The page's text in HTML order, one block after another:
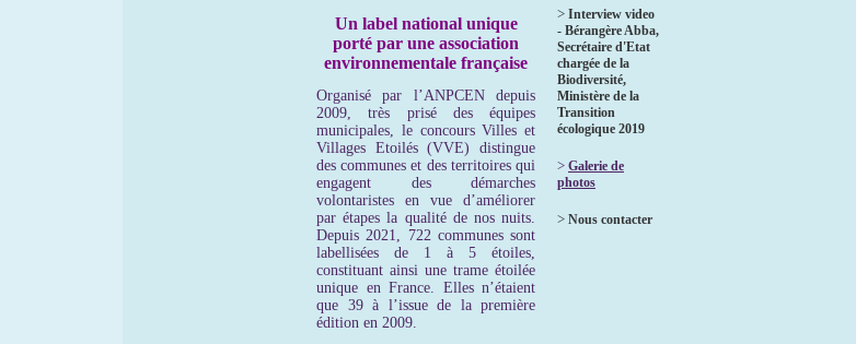
Un label national unique
porté par une association
environnementale française
Organisé par l’ANPCEN depuis
2009, très prisé des équipes
municipales, le concours Villes et
Villages Etoilés (VVE) distingue
des communes et des territoires qui
engagent des démarches
volontaristes en vue d’améliorer
par étapes la qualité de nos nuits.
Depuis 2021, 722 communes sont
labellisées de 1 à 5 étoiles,
constituant ainsi une trame étoilée
unique en France. Elles n’étaient
que 39 à l’issue de la première
édition en 2009.
> Interview video
- Bérangère Abba,
Secrétaire d'Etat
chargée de la
Biodiversité,
Ministère de la
Transition
écologique 2019
> Galerie de
photos
> Nous contacter